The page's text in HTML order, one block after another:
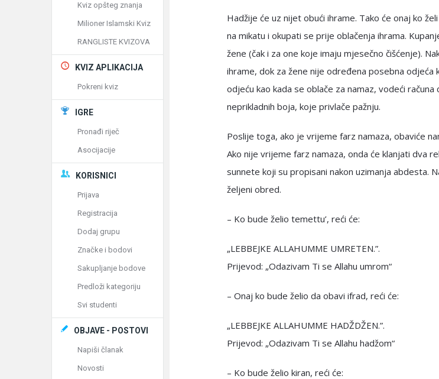
Hadžije će uz nijet obući ihrame. Tako će onaj ko
na mikatu i okupati se prije oblačenja ihrama.
žene (čak i za one koje imaju mjesečno čišćenje).
ihrame, dok za žene nije određena posebna odjeća
odjeću kao kada se oblače za namaz, vodeći
neprikladnih boja, koje privlače pažnju.
Poslije toga, ako je vrijeme farz namaza, obaviće
Ako nije vrijeme farz namaza, onda će klanjati dva
sunnete koji su propisani nakon uzimanja abdesta.
željeni obred.
– Ko bude želio temettu’, reći će:
„LEBBEJKE ALLAHUMME UMRETEN.”.
Prijevod: „Odazivam Ti se Allahu umrom“
– Onaj ko bude želio da obavi ifrad, reći će:
„LEBBEJKE ALLAHUMME HADŽDŽEN.”.
Prijevod: „Odazivam Ti se Allahu hadžom“
– Ko bude želio kiran, reći će:
Kviz opšteg znanja
Milioner Islamski Kviz
RANGLISTE KVIZOVA
KVIZ APLIKACIJA
Pokreni kviz
IGRE
Pronađi riječ
Asocijacije
KORISNICI
Prijava
Registracija
Dodaj grupu
Značke i bodovi
Sakupljanje bodove
Predloži kategoriju
Svi studenti
OBJAVE - POSTOVI
Napiši članak
Novosti